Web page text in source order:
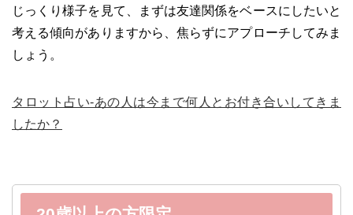
じっくり様子を見て、まずは友達関係をベースにしたいと
考える傾向がありますから、焦らずにアプローチしてみま
しょう。
タロット占い-あの人は今まで何人とお付き合いしてきま
したか？